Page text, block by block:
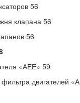
56
клапана 56
56
«АЕЕ» 59
двигателей